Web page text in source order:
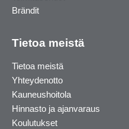
Brändit
Tietoa meistä
Tietoa meistä
Yhteydenotto
Kauneushoitola
Hinnasto ja ajanvaraus
Koulutukset